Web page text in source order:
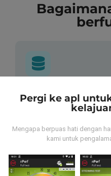
Dari mana
oleh pengguna app kami
terus dari lokasi mereka!
data yang dapat kami
nanti!
Pergi ke apl
Mengapa berpuas hati dengan
kami untuk